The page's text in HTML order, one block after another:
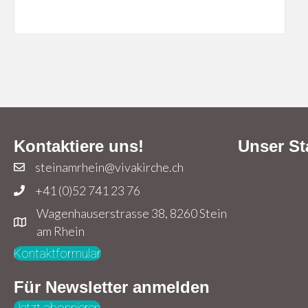
Kontaktiere uns!
steinamrhein@vivakirche.ch
+41 (0)52 741 23 76
Wagenhauserstrasse 38, 8260 Stein
am Rhein
Kontaktformular
Für Newsletter anmelden
Unser